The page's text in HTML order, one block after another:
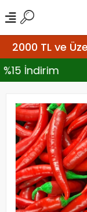
2000 TL ve
%15 İndirim